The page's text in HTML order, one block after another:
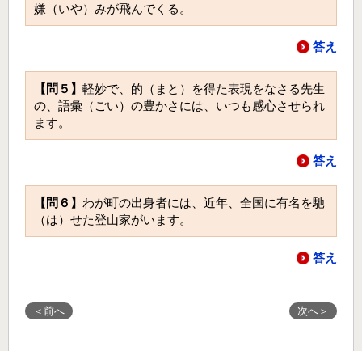
嫌（いや）みが飛んでくる。
答え
【問５】 軽妙で、的（まと）を得た表現をなさる先生
の、語彙（ごい）の豊かさには、いつも感心させられ
ます。
答え
【問６】 わが町の出身者には、近年、全国に有名を馳
（は）せた登山家がいます。
答え
＜前へ 次へ＞